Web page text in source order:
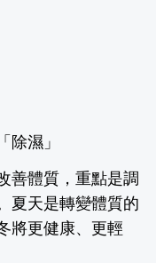
濕」
善體質，重點是調
夏天是轉變體質的
將更健康、更輕